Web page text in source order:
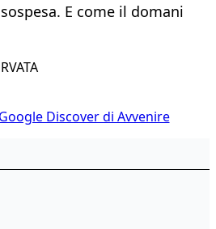
E come il domani
Discover di Avvenire